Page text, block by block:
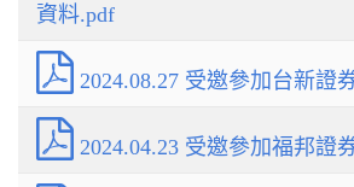
資料.pdf
2024.08.27 受邀參加台新證
2024.04.23 受邀參加福邦證